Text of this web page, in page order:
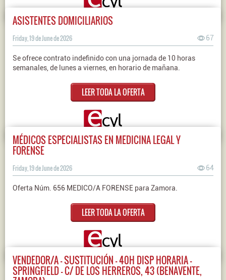
ASISTENTES DOMICILIARIOS
Friday, 19 de June de 2026 67
Se ofrece contrato indefinido con una jornada de 10 horas
semanales, de lunes a viernes, en horario de mañana.
LEER TODA LA OFERTA
MÉDICOS ESPECIALISTAS EN MEDICINA LEGAL Y
FORENSE
Friday, 19 de June de 2026 64
Oferta Núm. 656 MEDICO/A FORENSE para Zamora.
LEER TODA LA OFERTA
VENDEDOR/A - SUSTITUCIÓN - 40H DISP HORARIA -
SPRINGFIELD - C/ DE LOS HERREROS, 43 (BENAVENTE,